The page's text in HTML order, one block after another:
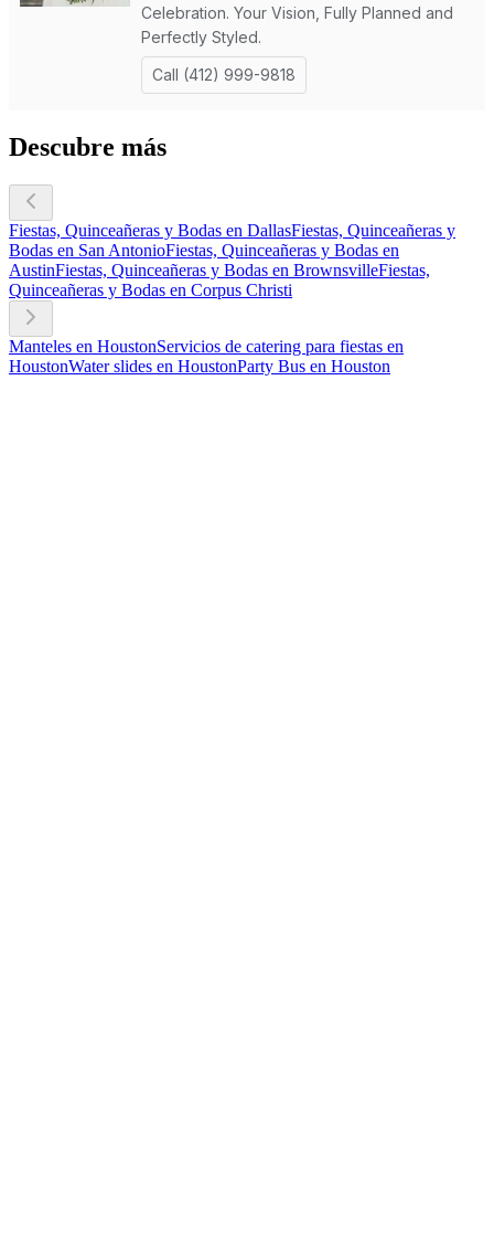
Descubre más
Fiestas, Quinceañeras y Bodas en DallasFiestas, Quinceañeras y
Bodas en San AntonioFiestas, Quinceañeras y Bodas en
AustinFiestas, Quinceañeras y Bodas en BrownsvilleFiestas,
Quinceañeras y Bodas en Corpus Christi
Manteles en HoustonServicios de catering para fiestas en
HoustonWater slides en HoustonParty Bus en Houston